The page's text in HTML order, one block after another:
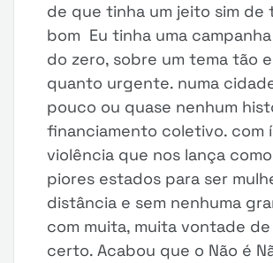
de que tinha um jeito sim
bom Eu tinha uma
do zero, sobre um tema tão
quanto urgente. numa
pouco ou quase nenhum
financiamento coletivo. com
violência que nos lança
piores estados para ser
distância e sem nenhuma
com muita, muita vontade
certo. Acabou que o Não é